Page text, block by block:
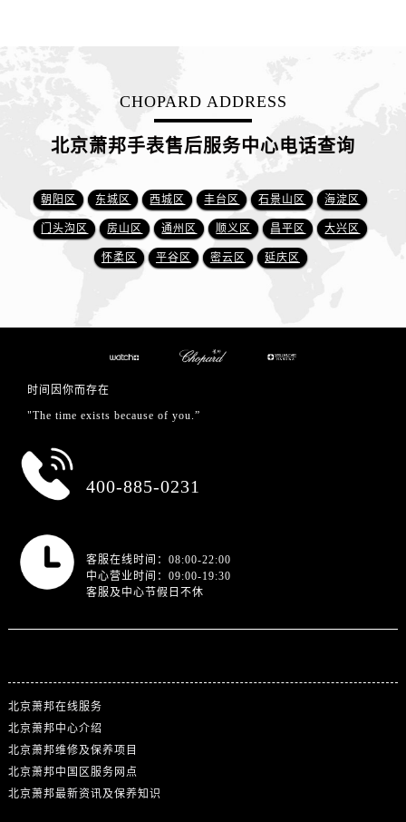
CHOPARD ADDRESS
北京萧邦手表售后服务中心电话查询
朝阳区 东城区 西城区 丰台区 石景山区 海淀区
门头沟区 房山区 通州区 顺义区 昌平区 大兴区
怀柔区 平谷区 密云区 延庆区
时间因你而存在
"The time exists because of you.”
400-885-0231
客服在线时间：08:00-22:00
中心营业时间：09:00-19:30
客服及中心节假日不休
北京萧邦在线服务
北京萧邦中心介绍
北京萧邦维修及保养项目
北京萧邦中国区服务网点
北京萧邦最新资讯及保养知识